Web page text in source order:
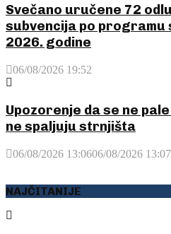
Svečano uručene 72
subvencija po programu
2026. godine
06/08/2026 19:52
Upozorenje da se ne
ne spaljuju strnjišta
06/08/2026 13:0606/08/2026 13:07
NAJČITANIJE